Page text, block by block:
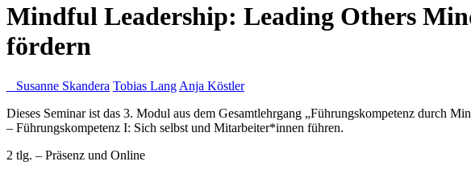
Mindful Leadership: Leading Others
fördern
Susanne Skandera Tobias Lang Anja Köstler
Dieses Seminar ist das 3. Modul aus dem Gesamtlehrgang „Führungskompetenz durch
– Führungskompetenz I: Sich selbst und Mitarbeiter*innen führen.
2 tlg. – Präsenz und Online